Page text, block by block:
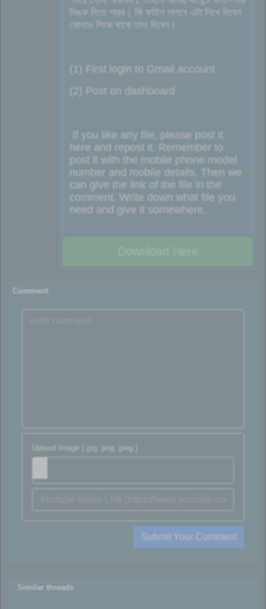
লিঙ্ক দিতে পারব। কি ফাইল লাগবে এটা লিখে দিবেন
কোথাও লিংক থাকে তাও দিবেন।
(1) First login to Gmail account
(2) Post on dashboard
If you like any file, please post it
here and repost it. Remember to
post it with the mobile phone model
number and mobile details. Then we
can give the link of the file in the
comment. Write down what file you
need and give it somewhere.
Comment
Upload Image [ jpg, png, jpeg ]
Submit Your Comment
Similar threads